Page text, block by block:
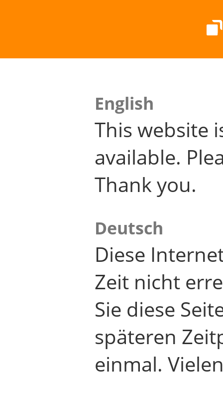
English
This website
available.
Thank you.
Deutsch
Diese
Zeit nicht
Sie diese
späteren
einmal.